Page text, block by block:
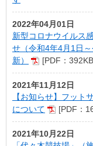
2022年04月01日
新型コロナウイルス
せ（令和4年4月1日
新）
[PDF：
2021年11月12日
【お知らせ】フット
について
[PDF：
2021年10月22日